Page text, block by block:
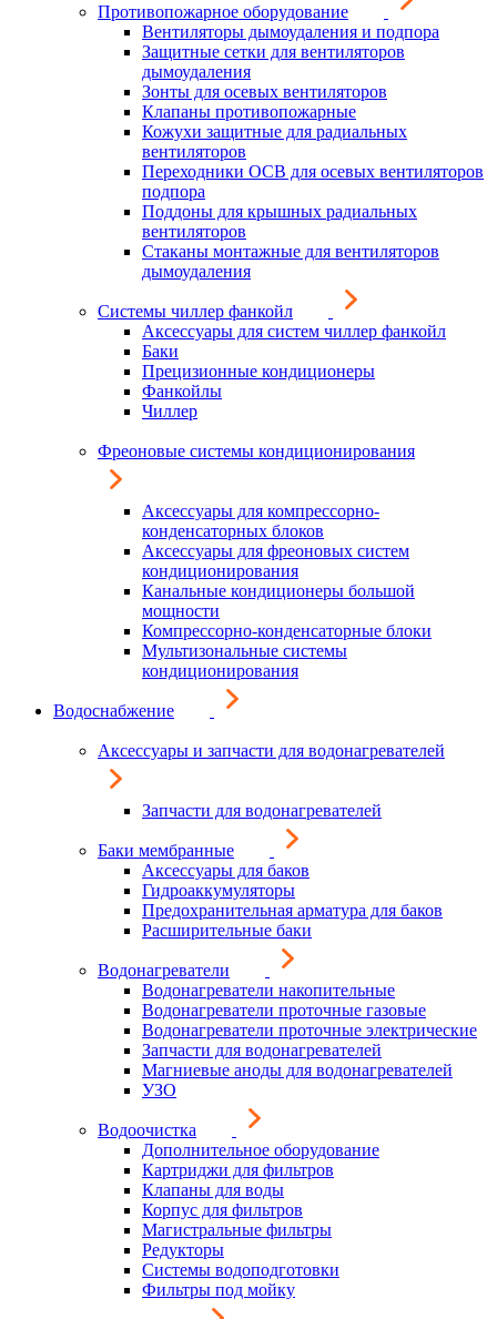
Противопожарное оборудование
Вентиляторы дымоудаления и подпора
Защитные сетки для вентиляторов
дымоудаления
Зонты для осевых вентиляторов
Клапаны противопожарные
Кожухи защитные для радиальных
вентиляторов
Переходники ОСВ для осевых вентиляторов
подпора
Поддоны для крышных радиальных
вентиляторов
Стаканы монтажные для вентиляторов
дымоудаления
Системы чиллер фанкойл
Аксессуары для систем чиллер фанкойл
Баки
Прецизионные кондиционеры
Фанкойлы
Чиллер
Фреоновые системы кондиционирования
Аксессуары для компрессорно-
конденсаторных блоков
Аксессуары для фреоновых систем
кондиционирования
Канальные кондиционеры большой
мощности
Компрессорно-конденсаторные блоки
Мультизональные системы
кондиционирования
Водоснабжение
Аксессуары и запчасти для водонагревателей
Запчасти для водонагревателей
Баки мембранные
Аксессуары для баков
Гидроаккумуляторы
Предохранительная арматура для баков
Расширительные баки
Водонагреватели
Водонагреватели накопительные
Водонагреватели проточные газовые
Водонагреватели проточные электрические
Запчасти для водонагревателей
Магниевые аноды для водонагревателей
УЗО
Водоочистка
Дополнительное оборудование
Картриджи для фильтров
Клапаны для воды
Корпус для фильтров
Магистральные фильтры
Редукторы
Системы водоподготовки
Фильтры под мойку